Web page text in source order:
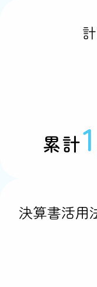
累計
決算書活用